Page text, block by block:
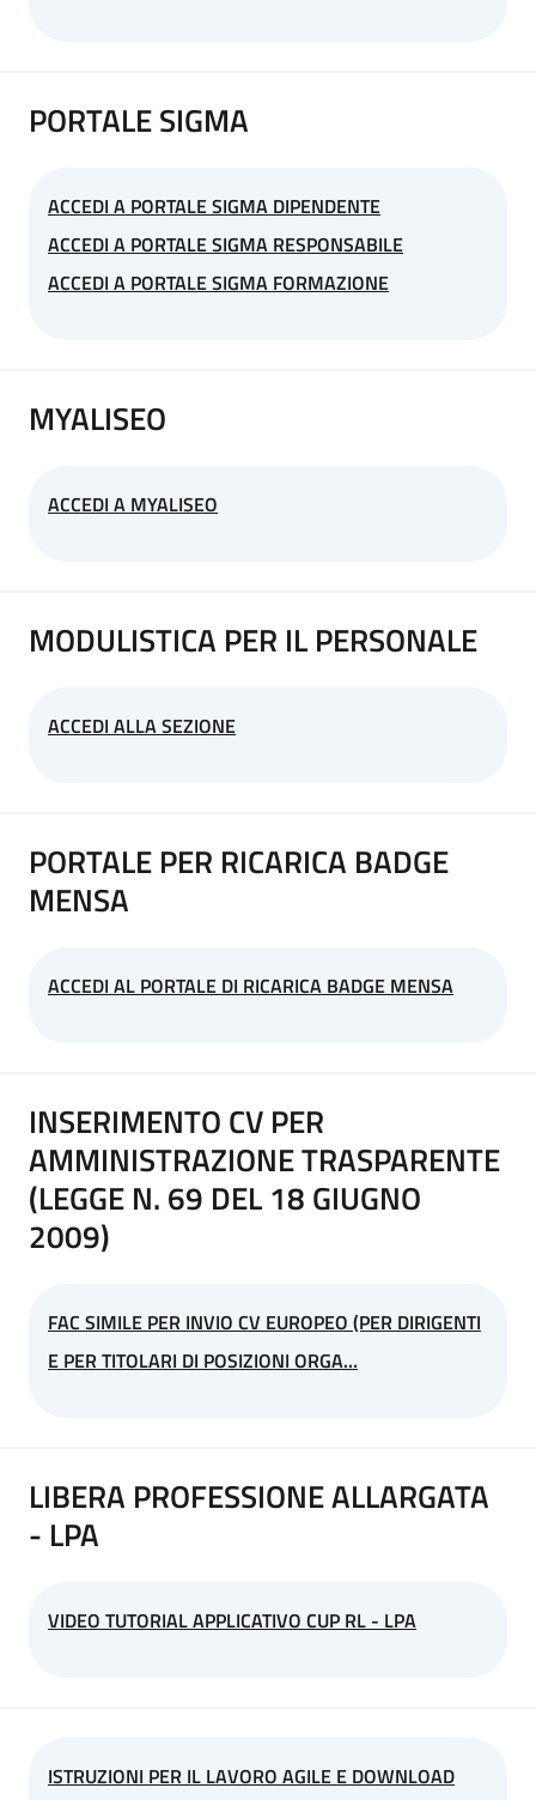
PORTALE SIGMA
ACCEDI A PORTALE SIGMA DIPENDENTE
ACCEDI A PORTALE SIGMA RESPONSABILE
ACCEDI A PORTALE SIGMA FORMAZIONE
MYALISEO
ACCEDI A MYALISEO
MODULISTICA PER IL PERSONALE
ACCEDI ALLA SEZIONE
PORTALE PER RICARICA BADGE
MENSA
ACCEDI AL PORTALE DI RICARICA BADGE MENSA
INSERIMENTO CV PER
AMMINISTRAZIONE TRASPARENTE
(LEGGE N. 69 DEL 18 GIUGNO
2009)
FAC SIMILE PER INVIO CV EUROPEO (PER DIRIGENTI
E PER TITOLARI DI POSIZIONI ORGA…
LIBERA PROFESSIONE ALLARGATA
- LPA
VIDEO TUTORIAL APPLICATIVO CUP RL - LPA
ISTRUZIONI PER IL LAVORO AGILE E DOWNLOAD